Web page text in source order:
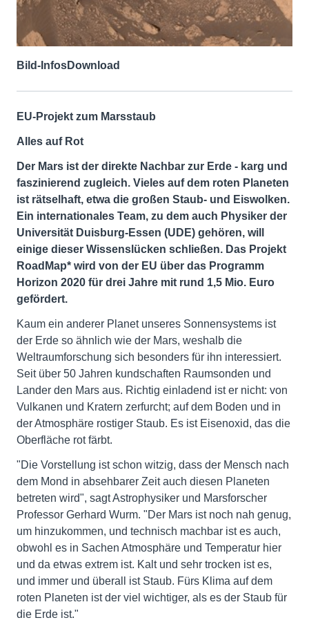
Bild-InfosDownload
EU-Projekt zum Marsstaub
Alles auf Rot
Der Mars ist der direkte Nachbar zur Erde - karg und
faszinierend zugleich. Vieles auf dem roten Planeten
ist rätselhaft, etwa die großen Staub- und Eiswolken.
Ein internationales Team, zu dem auch Physiker der
Universität Duisburg-Essen (UDE) gehören, will
einige dieser Wissenslücken schließen. Das Projekt
RoadMap* wird von der EU über das Programm
Horizon 2020 für drei Jahre mit rund 1,5 Mio. Euro
gefördert.
Kaum ein anderer Planet unseres Sonnensystems ist
der Erde so ähnlich wie der Mars, weshalb die
Weltraumforschung sich besonders für ihn interessiert.
Seit über 50 Jahren kundschaften Raumsonden und
Lander den Mars aus. Richtig einladend ist er nicht: von
Vulkanen und Kratern zerfurcht; auf dem Boden und in
der Atmosphäre rostiger Staub. Es ist Eisenoxid, das die
Oberfläche rot färbt.
"Die Vorstellung ist schon witzig, dass der Mensch nach
dem Mond in absehbarer Zeit auch diesen Planeten
betreten wird", sagt Astrophysiker und Marsforscher
Professor Gerhard Wurm. "Der Mars ist noch nah genug,
um hinzukommen, und technisch machbar ist es auch,
obwohl es in Sachen Atmosphäre und Temperatur hier
und da etwas extrem ist. Kalt und sehr trocken ist es,
und immer und überall ist Staub. Fürs Klima auf dem
roten Planeten ist der viel wichtiger, als es der Staub für
die Erde ist."